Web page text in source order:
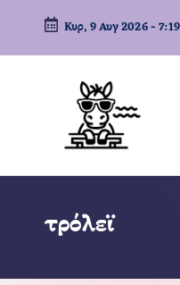
περιεχόμενο
Κυρ, 9 Αυγ 2026 -
τρόλεϊ